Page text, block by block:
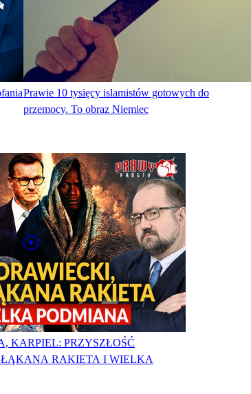
Prawie 10 tysięcy islamistów gotowych do
przemocy. To obraz Niemiec
KARPIEL: PRZYSZŁOŚĆ
RAKIETA I WIELKA